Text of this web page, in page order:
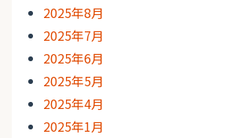
2025年8月
2025年7月
2025年6月
2025年5月
2025年4月
2025年1月